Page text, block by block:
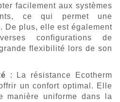
facilement aux systèmes
ce qui permet une
De plus, elle est également
configurations de
flexibilité lors de son
: La résistance Ecotherm
un confort optimal. Elle
manière uniforme dans la